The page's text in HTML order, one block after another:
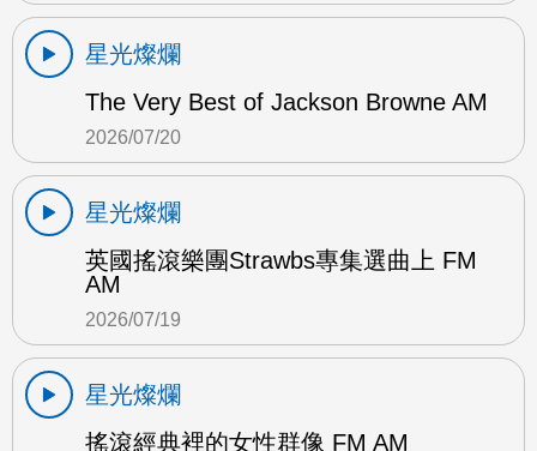
星光燦爛
The Very Best of Jackson Browne AM
2026/07/20
星光燦爛
英國搖滾樂團Strawbs專集選曲上 FM
AM
2026/07/19
星光燦爛
搖滾經典裡的女性群像 FM AM